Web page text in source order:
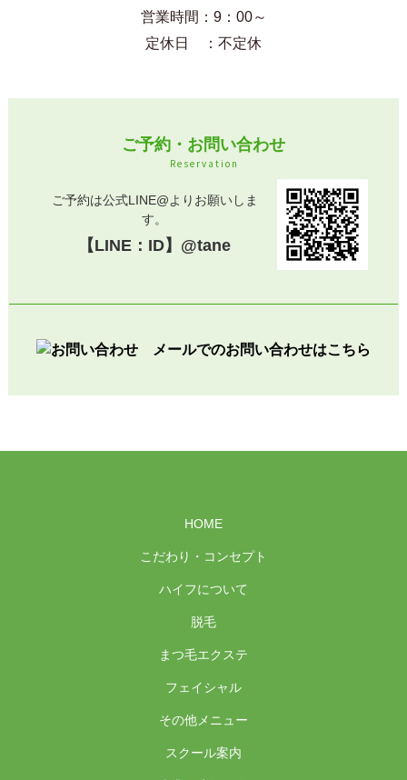
営業時間：9：00～
定休日 ：不定休
ご予約・お問い合わせ
R e s e r v a t i o n
ご予約は公式LINE@よりお願いしま
す。
【LINE：ID】@tane
メールでのお問い合わせはこちら
HOME
こだわり・コンセプト
ハイフについて
脱毛
まつ毛エクステ
フェイシャル
その他メニュー
スクール案内